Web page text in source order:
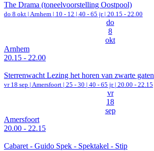
The Drama (toneelvoorstelling Oostpool)
do 8 okt | Arnhem | 10 - 12 | 40 - 65 jr | 20.15 - 22.00
do
8
okt
Arnhem
20.15 - 22.00
Sterrenwacht Lezing het horen van zwarte gaten
vr 18 sep | Amersfoort | 25 - 30 | 40 - 65 jr | 20.00 - 22.15
vr
18
sep
Amersfoort
20.00 - 22.15
Cabaret - Guido Spek - Spektakel - Stip